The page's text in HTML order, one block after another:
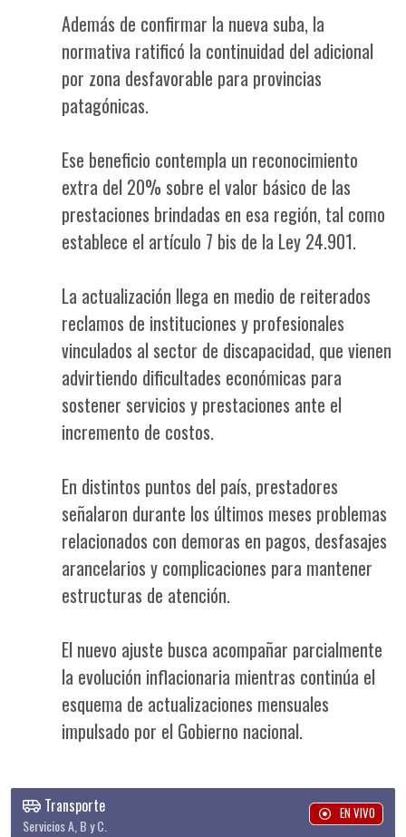
Además de confirmar la nueva suba, la
normativa ratificó la continuidad del adicional
por zona desfavorable para provincias
patagónicas.
Ese beneficio contempla un reconocimiento
extra del 20% sobre el valor básico de las
prestaciones brindadas en esa región, tal como
establece el artículo 7 bis de la Ley 24.901.
La actualización llega en medio de reiterados
reclamos de instituciones y profesionales
vinculados al sector de discapacidad, que vienen
advirtiendo dificultades económicas para
sostener servicios y prestaciones ante el
incremento de costos.
En distintos puntos del país, prestadores
señalaron durante los últimos meses problemas
relacionados con demoras en pagos, desfasajes
arancelarios y complicaciones para mantener
estructuras de atención.
El nuevo ajuste busca acompañar parcialmente
la evolución inflacionaria mientras continúa el
esquema de actualizaciones mensuales
impulsado por el Gobierno nacional.
Transporte
Servicios A, B y C.
EN VIVO